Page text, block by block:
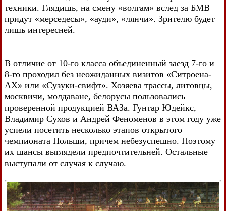
техники. Глядишь, на смену «волгам» вслед за БМВ
придут «мерседесы», «ауди», «лянчи». Зрителю будет
лишь интересней.
В отличие от 10-го класса объединенный заезд 7-го и
8-го проходил без неожиданных визитов «Ситроена-
АХ» или «Сузуки-свифт». Хозяева трассы, литовцы,
москвичи, молдаване, белорусы пользовались
проверенной продукцией ВАЗа. Гунтар Юдейкс,
Владимир Сухов и Андрей Феноменов в этом году уже
успели посетить несколько этапов открытого
чемпионата Польши, причем небезуспешно. Поэтому
их шансы выглядели предпочтительней. Остальные
выступали от случая к случаю.